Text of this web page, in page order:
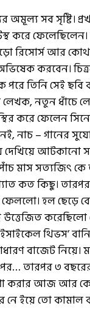
অমূল্য সব সৃষ্টি।
করে
রিসোর্স আর
করবেন।
তিনি সেই ছবি
লেখক, নতুন ধাঁচে
ফেলেন
নাচ – গানের
দেখিয়ে আটকানো
মাস সত্যজিৎ
কত কিছু।
ফেললো। হল ছেড়ে
করেছিলো
থিভস’
বাজেট
তারপর ৩ বছরের
করার আজ আর
নে ইয়ে তো কামাল